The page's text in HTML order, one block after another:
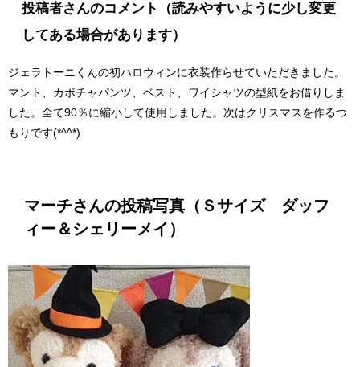
投稿者さんのコメント（読みやすいように少し変更
してある場合があります）
ジェラトーニくんの初ハロウィンに衣装作らせていただきました。
マント、カボチャパンツ、ベスト、ワイシャツの型紙をお借りしま
した。全て90％に縮小して使用しました。次はクリスマスを作るつ
もりです(*^^*)
マーチさんの投稿写真（Ｓサイズ ダッフ
ィー＆シェリーメイ）